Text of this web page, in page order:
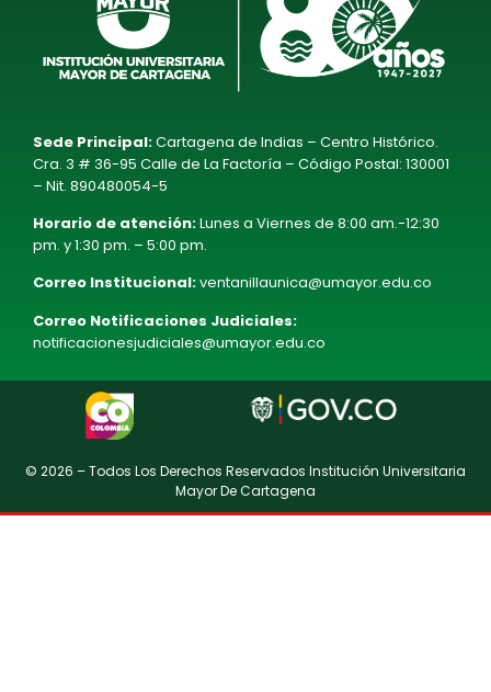
Sede Principal:Cartagena de Indias – Centro Histórico.
Cra. 3 # 36-95 Calle de La Factoría – Código Postal: 130001
– Nit. 890480054-5
Horario de atención:Lunes a Viernes de 8:00 am.-12:30
pm. y 1:30 pm. – 5:00 pm.
Correo Institucional:ventanillaunica@umayor.edu.co
Correo Notificaciones Judiciales:
notificacionesjudiciales@umayor.edu.co
© 2026 – Todos Los Derechos Reservados Institución Universitaria
Mayor De Cartagena